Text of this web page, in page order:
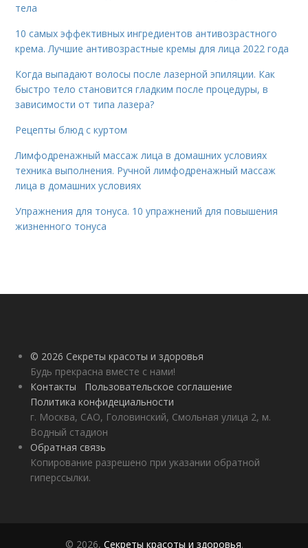
тела
10 самых эффективных ингредиентов антивозрастного
крема. Лучшие антивозрастные кремы для лица 2022 года
Когда выпадают волосы после лазерной эпиляции. Как
быстро тело становится гладким после процедуры, в
зависимости от типа лазера?
Рецепты блюд с куртом
Лимфодренажный массаж лица в домашних условиях
техника выполнения. Ручной лимфодренажный массаж
лица в домашних условиях
Упражнения для тонуса. 10 упражнений для повышения
жизненного тонуса
© 2026 Секреты красоты и здоровья
Будь прекрасна вместе с нами!
Контакты
Пользовательское соглашение
Политика конфидециальности
г. Москва, САО, Головинский, Смольная улица 2, м.
Водный стадион
Обратная связь
Копирование разрешено при указании обратной
гиперссылки.
© 2026, Секреты красоты и здоровья.